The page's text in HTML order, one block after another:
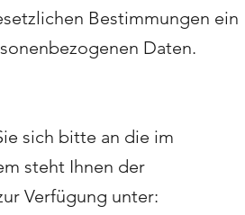
Bestimmungen ein
Daten.
sich bitte an die im
steht Ihnen der
Verfügung unter: